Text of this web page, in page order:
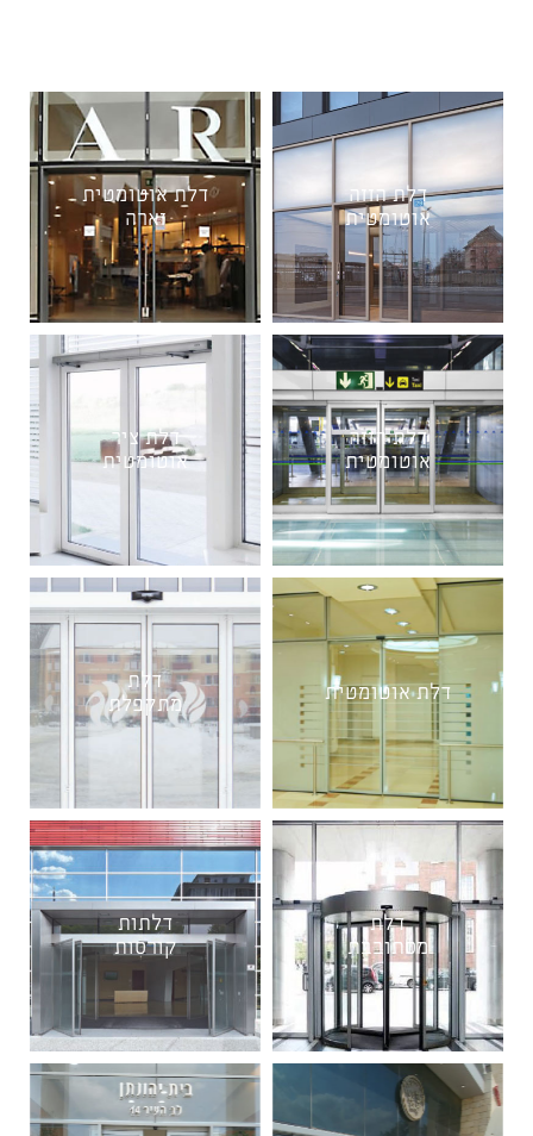
דלת הזזה
אוטומטית
דלת אוטומטית
זארה
דלת הזזה
אוטומטית
דלת ציר
אוטומטית
דלת אוטומטית
דלת
מתקפלת
דלת
מסתובבת
דלתות
קורסות